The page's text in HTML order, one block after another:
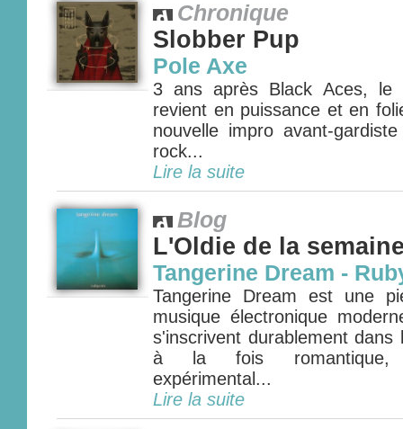
Chronique
Slobber Pup
Pole Axe
3 ans après Black Aces, le
revient en puissance et en
nouvelle impro avant-
rock...
Lire la suite
Blog
L'Oldie de la
Tangerine Dream -
Tangerine Dream est une
musique électronique
s'inscrivent durablement
à la fois romantique,
expérimental...
Lire la suite